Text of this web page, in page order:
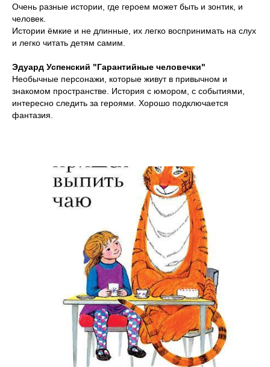
Очень разные истории, где героем может быть и зонтик, и
человек.
Истории ёмкие и не длинные, их легко воспринимать на слух
и легко читать детям самим.
Эдуард Успенский "Гарантийные человечки"
Необычные персонажи, которые живут в привычном и
знакомом пространстве. История с юмором, с событиями,
интересно следить за героями. Хорошо подключается
фантазия.